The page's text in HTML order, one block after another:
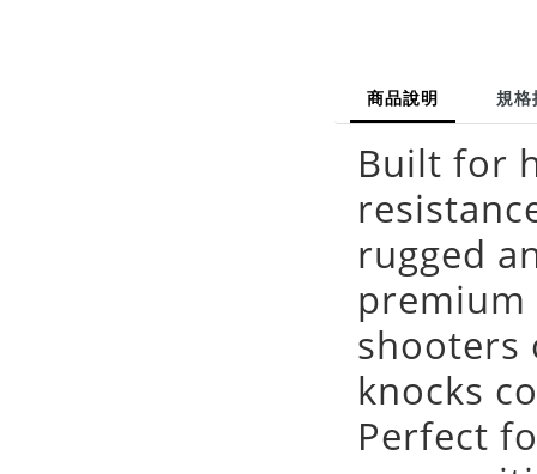
商品說明 規格
Built for
rugged
shooters
knocks
Perfect